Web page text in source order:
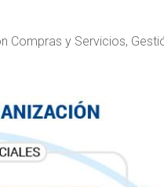
Compras y Servicios,